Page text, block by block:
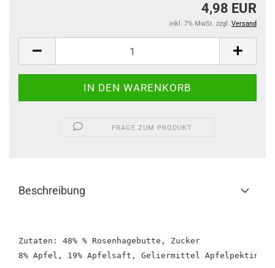
4,98 EUR
inkl. 7% MwSt. zzgl. Versand
FRAGE ZUM PRODUKT
Beschreibung
Zutaten: 48% % Rosenhagebutte, Zucker
8% Apfel, 19% Apfelsaft, Geliermittel Apfelpektin